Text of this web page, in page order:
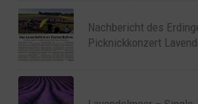
Nachbericht des
Picknickkonzert